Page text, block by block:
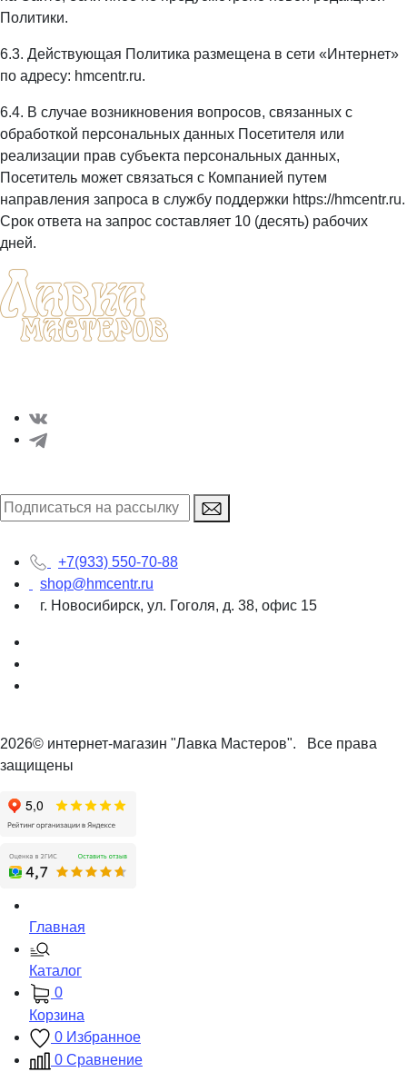
Политики.
6.3. Действующая Политика размещена в сети «Интернет»
по адресу: hmcentr.ru.
6.4. В случае возникновения вопросов, связанных с
обработкой персональных данных Посетителя или
реализации прав субъекта персональных данных,
Посетитель может связаться с Компанией путем
направления запроса в службу поддержки https://hmcentr.ru.
Срок ответа на запрос составляет 10 (десять) рабочих
дней.
+7(933) 550-70-88
shop@hmcentr.ru
г. Новосибирск, ул. Гоголя, д. 38, офис 15
2026© интернет-магазин "Лавка Мастеров". Все права
защищены
Главная
Каталог
0
Корзина
0 Избранное
0 Сравнение